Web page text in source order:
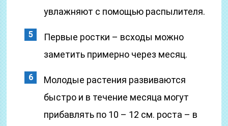
увлажняют с помощью распылителя.
Первые ростки – всходы можно
заметить примерно через месяц.
Молодые растения развиваются
быстро и в течение месяца могут
прибавлять по 10 – 12 см. роста – в